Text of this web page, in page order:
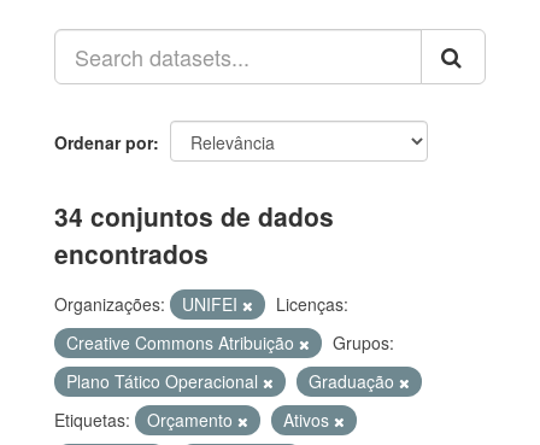
Ordenar por
34 conjuntos de dados
encontrados
Organizações: UNIFEI
Licenças:
Creative Commons Atribuição
Grupos:
Plano Tático Operacional
Graduação
Etiquetas:
Orçamento
Ativos